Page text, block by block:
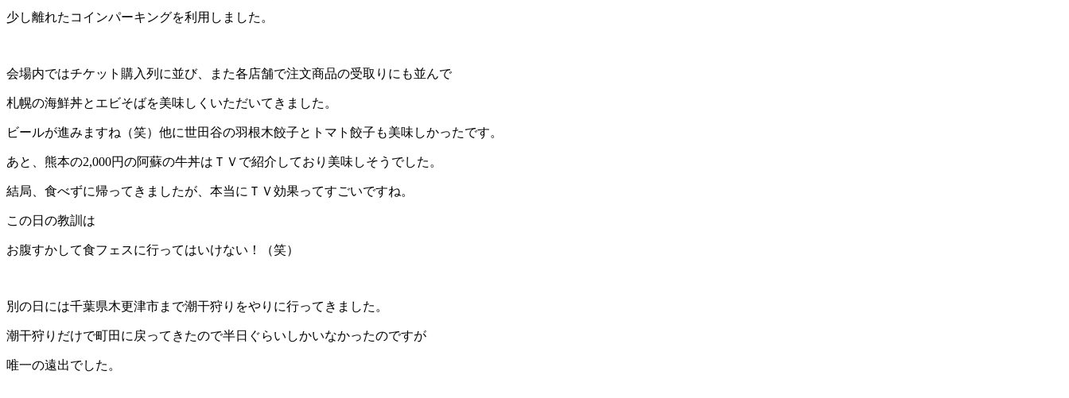
少し離れたコインパーキングを利用しました。
会場内ではチケット購入列に並び、また各店舗で注文商品の受取りにも並んで
札幌の海鮮丼とエビそばを美味しくいただいてきました。
ビールが進みますね（笑）他に世田谷の羽根木餃子とトマト餃子も美味しかったです。
あと、熊本の2,000円の阿蘇の牛丼はＴＶで紹介しており美味しそうでした。
結局、食べずに帰ってきましたが、本当にＴＶ効果ってすごいですね。
この日の教訓は
お腹すかして食フェスに行ってはいけない！（笑）
別の日には千葉県木更津市まで潮干狩りをやりに行ってきました。
潮干狩りだけで町田に戻ってきたので半日ぐらいしかいなかったのですが
唯一の遠出でした。